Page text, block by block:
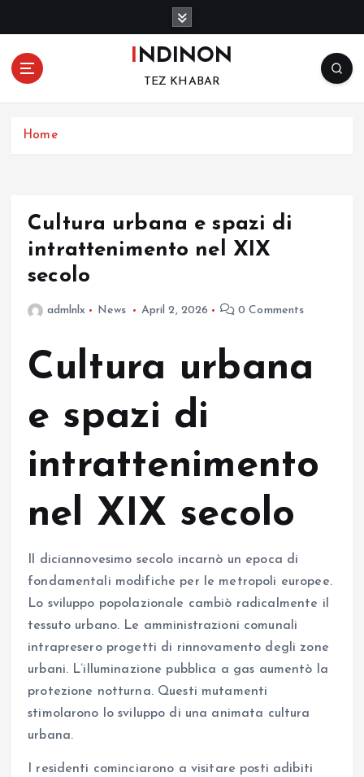
o
INDINON
TEZ KHABAR
Home
Cultura urbana e spazi di
intrattenimento nel XIX
secolo
admlnlx News April 2, 2026 0 Comments
Cultura urbana
e spazi di
intrattenimento
nel XIX secolo
Il diciannovesimo secolo incarnò un epoca di
fondamentali modifiche per le metropoli europee.
Lo sviluppo popolazionale cambiò radicalmente il
tessuto urbano. Le amministrazioni comunali
intrapresero progetti di rinnovamento degli zone
urbani. L’illuminazione pubblica a gas aumentò la
protezione notturna. Questi mutamenti
stimolarono lo sviluppo di una animata cultura
urbana.
I residenti cominciarono a visitare posti adibiti